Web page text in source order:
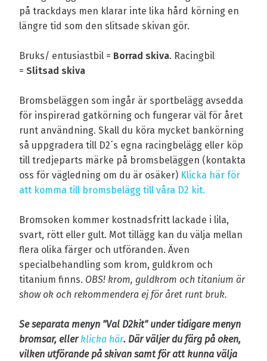
på trackdays men klarar inte lika hård körning en
längre tid som den slitsade skivan gör.
Bruks/ entusiastbil = Borrad skiva. Racingbil
= Slitsad skiva
Bromsbeläggen som ingår är sportbelägg avsedda
för inspirerad gatkörning och fungerar väl för året
runt användning. Skall du köra mycket bankörning
så uppgradera till D2´s egna racingbelägg eller köp
till tredjeparts märke på bromsbeläggen (kontakta
oss för vägledning om du är osäker) Klicka här för
att komma till bromsbelägg till våra D2 kit.
Bromsoken kommer kostnadsfritt lackade i lila,
svart, rött eller gult. Mot tillägg kan du välja mellan
flera olika färger och utföranden. Även
specialbehandling som krom, guldkrom och
titanium finns. OBS! krom, guldkrom och titanium är
show ok och rekommendera ej för året runt bruk.
Se separata menyn "Val D2kit" under tidigare menyn
bromsar, ellerklicka här. Där väljer du färg på oken,
vilken utförande på skivan samt för att kunna välja